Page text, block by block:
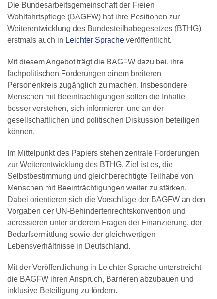
Die Bundesarbeitsgemeinschaft der Freien
Wohlfahrtspflege (BAGFW) hat ihre Positionen zur
Weiterentwicklung des Bundesteilhabegesetzes (BTHG)
erstmals auch in Leichter Sprache veröffentlicht.
Mit diesem Angebot trägt die BAGFW dazu bei, ihre
fachpolitischen Forderungen einem breiteren
Personenkreis zugänglich zu machen. Insbesondere
Menschen mit Beeinträchtigungen sollen die Inhalte
besser verstehen, sich informieren und an der
gesellschaftlichen und politischen Diskussion beteiligen
können.
Im Mittelpunkt des Papiers stehen zentrale Forderungen
zur Weiterentwicklung des BTHG. Ziel ist es, die
Selbstbestimmung und gleichberechtigte Teilhabe von
Menschen mit Beeinträchtigungen weiter zu stärken.
Dabei orientieren sich die Vorschläge der BAGFW an den
Vorgaben der UN-Behindertenrechtskonvention und
adressieren unter anderem Fragen der Finanzierung, der
Bedarfsermittlung sowie der gleichwertigen
Lebensverhältnisse in Deutschland.
Mit der Veröffentlichung in Leichter Sprache unterstreicht
die BAGFW ihren Anspruch, Barrieren abzubauen und
inklusive Beteiligung zu fördern.